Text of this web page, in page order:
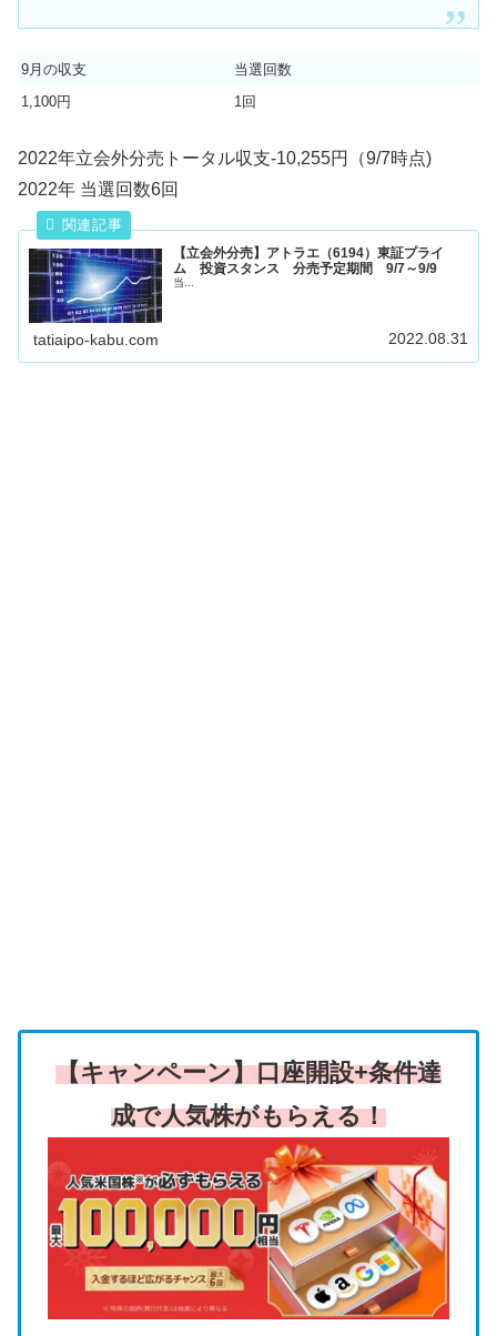
9月の収支
当選回数
1,100円
1回
2022年立会外分売トータル収支-10,255円（9/7時点)
2022年 当選回数6回
【立会外分売】アトラエ（6194）東証プライ
ム 投資スタンス 分売予定期間 9/7～9/9
当...
tatiaipo-kabu.com 2022.08.31
【キャンペーン】口座開設+条件達
成で人気株がもらえる！